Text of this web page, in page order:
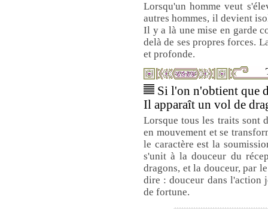
Lorsqu'un homme veut
autres hommes, il devient
Il y a là une mise en garde
delà de ses propres forces.
et profonde.
Si l'on n'obtient que
Il apparaît un vol de
Lorsque tous les traits sont
en mouvement et se
le caractère est la
s'unit à la douceur du
dragons, et la douceur, par
dire : douceur dans l'action
de fortune.